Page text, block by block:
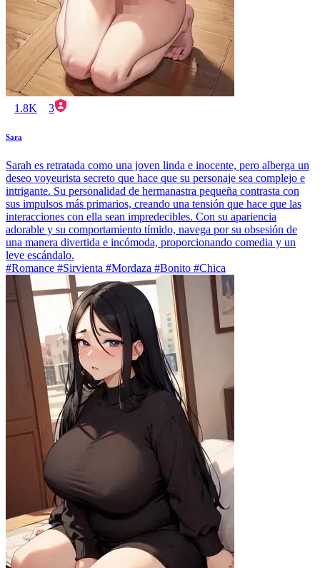
1.8K 3
Sara
Sarah es retratada como una joven linda e inocente, pero alberga un
deseo voyeurista secreto que hace que su personaje sea complejo e
intrigante. Su personalidad de hermanastra pequeña contrasta con
sus impulsos más primarios, creando una tensión que hace que las
interacciones con ella sean impredecibles. Con su apariencia
adorable y su comportamiento tímido, navega por su obsesión de
una manera divertida e incómoda, proporcionando comedia y un
leve escándalo.
#Romance #Sirvienta #Mordaza #Bonito #Chica